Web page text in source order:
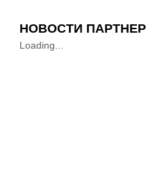
НОВОСТИ
Loading...